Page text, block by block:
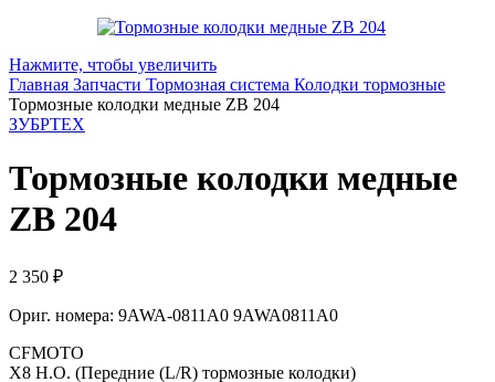
Нажмите, чтобы увеличить
Главная Запчасти Тормозная система Колодки тормозные
Тормозные колодки медные ZB 204
ЗУБРТЕХ
Тормозные колодки медные
ZB 204
2 350 ₽
Ориг. номера: 9AWA-0811A0 9AWA0811A0
CFMOTO
X8 H.O. (Передние (L/R) тормозные колодки)